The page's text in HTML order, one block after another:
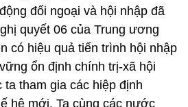
đối ngoại và hội nhập đã
quyết 06 của Trung ương
có hiệu quả tiến trình hội nhập
ổn định chính trị-xã hội
tham gia các hiệp định
hệ mới. Ta cùng các nước